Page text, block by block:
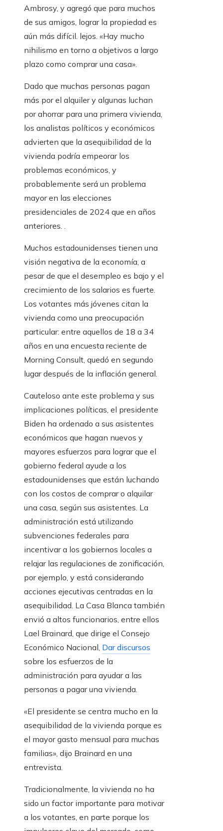
Ambrosy, y agregó que para muchos
de sus amigos, lograr la propiedad es
aún más difícil. lejos. «Hay mucho
nihilismo en torno a objetivos a largo
plazo como comprar una casa».
Dado que muchas personas pagan
más por el alquiler y algunas luchan
por ahorrar para una primera vivienda,
los analistas políticos y económicos
advierten que la asequibilidad de la
vivienda podría empeorar los
problemas económicos, y
probablemente será un problema
mayor en las elecciones
presidenciales de 2024 que en años
anteriores. .
Muchos estadounidenses tienen una
visión negativa de la economía, a
pesar de que el desempleo es bajo y el
crecimiento de los salarios es fuerte.
Los votantes más jóvenes citan la
vivienda como una preocupación
particular: entre aquellos de 18 a 34
años en una encuesta reciente de
Morning Consult, quedó en segundo
lugar después de la inflación general.
Cauteloso ante este problema y sus
implicaciones políticas, el presidente
Biden ha ordenado a sus asistentes
económicos que hagan nuevos y
mayores esfuerzos para lograr que el
gobierno federal ayude a los
estadounidenses que están luchando
con los costos de comprar o alquilar
una casa, según sus asistentes. La
administración está utilizando
subvenciones federales para
incentivar a los gobiernos locales a
relajar las regulaciones de zonificación,
por ejemplo, y está considerando
acciones ejecutivas centradas en la
asequibilidad. La Casa Blanca también
envió a altos funcionarios, entre ellos
Lael Brainard, que dirige el Consejo
Económico Nacional, Dar discursos
sobre los esfuerzos de la
administración para ayudar a las
personas a pagar una vivienda.
«El presidente se centra mucho en la
asequibilidad de la vivienda porque es
el mayor gasto mensual para muchas
familias», dijo Brainard en una
entrevista.
Tradicionalmente, la vivienda no ha
sido un factor importante para motivar
a los votantes, en parte porque los